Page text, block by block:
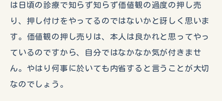
は日頃の診療で知らず知らず価値観の過度の押し売
り、押し付けをやってるのではないかと訝しく思いま
す。価値観の押し売りは、本人は良かれと思ってやっ
ているのですから、自分ではなかなか気が付きませ
ん。やはり何事に於いても内省すると言うことが大切
なのでしょう。